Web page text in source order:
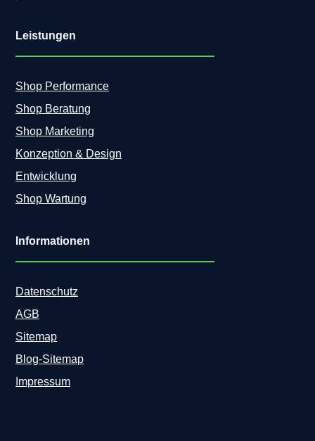
Leistungen
Shop Performance
Shop Beratung
Shop Marketing
Konzeption & Design
Entwicklung
Shop Wartung
Informationen
Datenschutz
AGB
Sitemap
Blog-Sitemap
Impressum